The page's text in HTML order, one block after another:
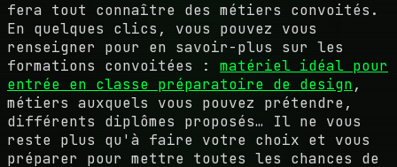
fera tout connaître des métiers convoités.
En quelques clics, vous pouvez vous
renseigner pour en savoir-plus sur les
formations convoitées : matériel idéal pour
entrée en classe préparatoire de design,
métiers auxquels vous pouvez prétendre,
différents diplômes proposés… Il ne vous
reste plus qu'à faire votre choix et vous
préparer pour mettre toutes les chances de